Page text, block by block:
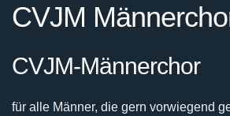
CVJM
CVJM-Männerchor
für alle Männer, die gern vorwiegend